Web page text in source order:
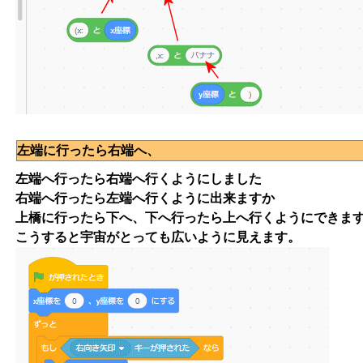
左端に行ったら右端へ、
左端へ行ったら右端へ行くようにしました
右端へ行ったら左端へ行くように出来ますか
上橋に行ったら下へ、下へ行ったら上へ行くようにできま
こうすると宇宙がとっても広いように見えます。